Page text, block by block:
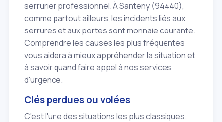
serrurier professionnel. À Santeny (94440),
comme partout ailleurs, les incidents liés aux
serrures et aux portes sont monnaie courante.
Comprendre les causes les plus fréquentes
vous aidera à mieux appréhender la situation et
à savoir quand faire appel à nos services
d'urgence.
Clés perdues ou volées
C'est l'une des situations les plus classiques.